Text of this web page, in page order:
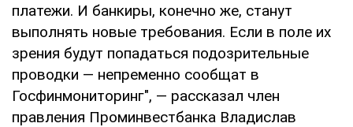
платежи. И банкиры, конечно же, станут
выполнять новые требования. Если в поле их
зрения будут попадаться подозрительные
проводки — непременно сообщат в
Госфинмониторинг", — рассказал член
правления Проминвестбанка Владислав